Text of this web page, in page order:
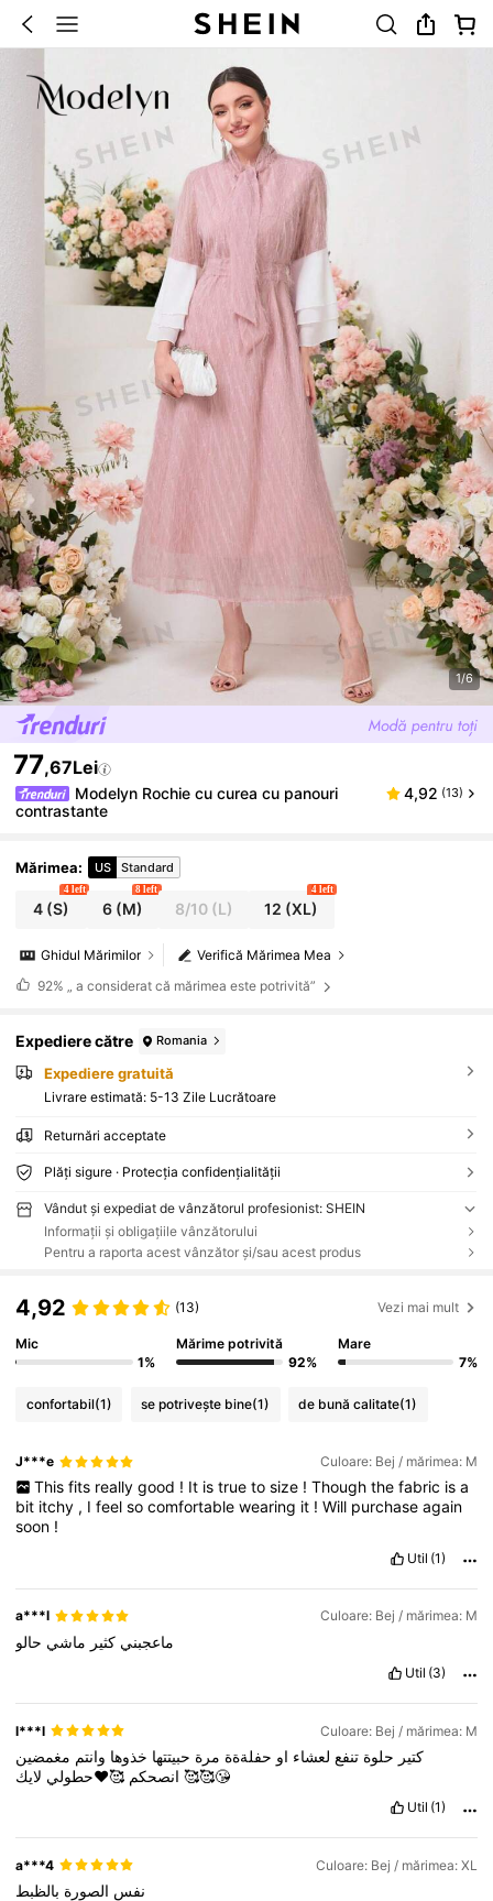
1/6
77,67Lei
Modelyn Rochie cu curea cu panouri
contrastante
4,92 (13)
Mărimea: US Standard
4 (S)
4 left
6 (M)
8 left
8/10(L) 12 (XL)
4 left
Verifică Mărimea Mea
Ghidul Mărimilor
92% „ a considerat că mărimea este potrivită”
Expediere către Romania
Expediere gratuită
Livrare estimată: 5-13 Zile Lucrătoare
Returnări acceptate
Plăți sigure · Protecția confidențialității
Vândut și expediat de vânzătorul profesionist: SHEIN
Informații și obligațiile vânzătorului
Pentru a raporta acest vânzător și/sau acest produs
4,92 (13) Vezi mai mult
Mic
1%
Mărime potrivită
92%
Mare
7%
confortabil(1) se potrivește bine(1) de bună calitate(1)
J***e Culoare: Bej / mărimea: M
This fits really good ! It is true to size ! Though the fabric is a
bit itchy , Ifeelsocomfortablewearing it !Will purchaseagain
soon !
Util (1)
a***l Culoare: Bej / mărimea: M
ماعجبني كثير ماشي حالو
Util (3)
l***l Culoare: Bej / mărimea: M
كتير حلوة تنفع لعشاء او حفلةةة مرة حبيتتها خذوها وانتم مغمضين
انصحكم 🥰❤️حطولي لايك🥰🥰😘
Util (1)
a***4 Culoare: Bej / mărimea: XL
نفس الصورة بالظبط